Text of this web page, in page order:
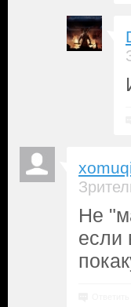
Не
если